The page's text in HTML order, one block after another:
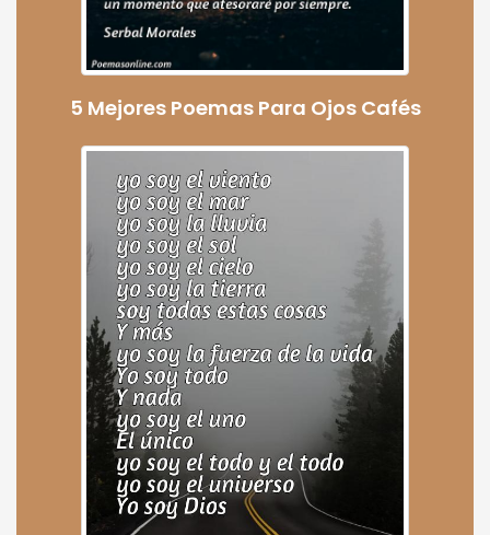
5 Mejores Poemas Para Ojos Cafés